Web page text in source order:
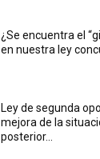
¿Se encuentra el
en nuestra ley
Ley de segunda
mejora de la
posterior...